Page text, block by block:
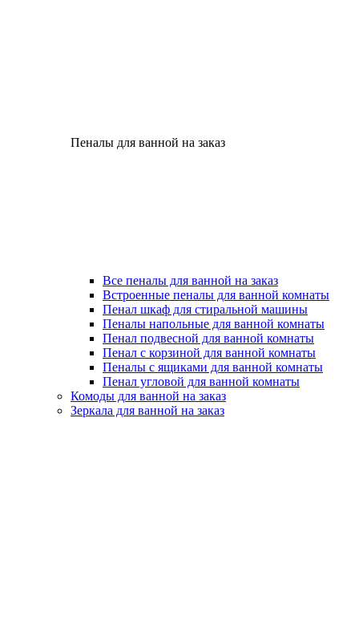
Пеналы для ванной на заказ
Все пеналы для ванной на заказ
Встроенные пеналы для ванной комнаты
Пенал шкаф для стиральной машины
Пеналы напольные для ванной комнаты
Пенал подвесной для ванной комнаты
Пенал с корзиной для ванной комнаты
Пеналы с ящиками для ванной комнаты
Пенал угловой для ванной комнаты
Комоды для ванной на заказ
Зеркала для ванной на заказ